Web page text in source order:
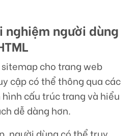
nghiệm người dùng
cho trang web
cập có thể thông qua các
hình cấu trúc trang và hiểu
dễ dàng hơn.